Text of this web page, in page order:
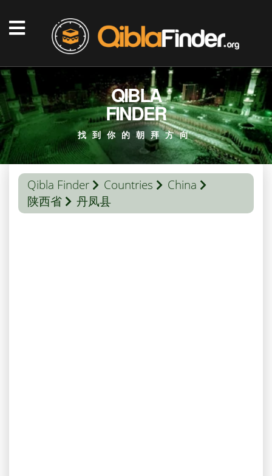
QIBLA
FINDER
找到你的朝拜方向
Qibla Finder Countries
China
陕西省
丹凤县